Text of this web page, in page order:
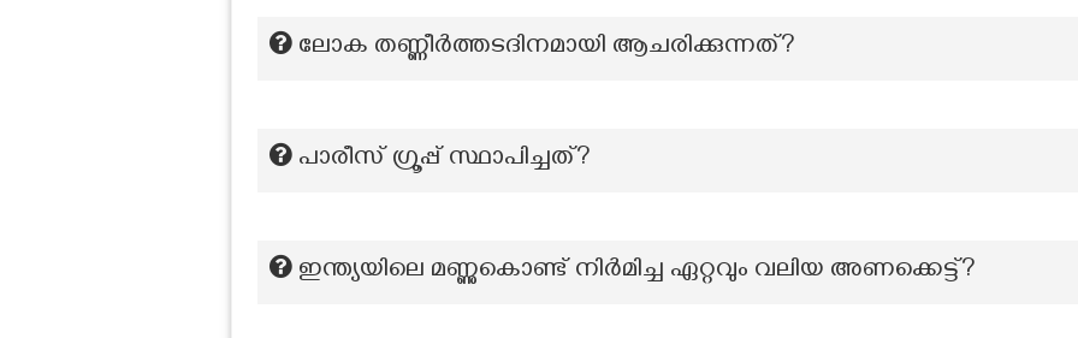
ലോക തണ്ണീര്‍ത്തടദിനമായി ആചരിക്കുന്നത്?
പാരീസ് ഗ്രൂപ്പ് സ്ഥാപിച്ചത്?
ഇന്ത്യയിലെ മണ്ണുകൊണ്ട് നിർമിച്ച ഏറ്റവും വലിയ അണക്കെട്ട്?